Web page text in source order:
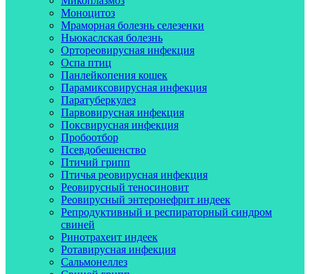
Моноцитоз
Мраморная болезнь селезенки
Ньюкаслская болезнь
Ортореовирусная инфекция
Оспа птиц
Панлейкопения кошек
Парамиксовирусная инфекция
Паратуберкулез
Парвовирусная инфекция
Поксвирусная инфекция
Пробоотбор
Псевдобешенство
Птичий грипп
Птичья реовирусная инфекция
Реовирусный теносиновит
Реовирусный энтеронефрит индеек
Репродуктивный и респираторный синдром
свиней
Ринотрахеит индеек
Ротавирусная инфекция
Сальмонеллез